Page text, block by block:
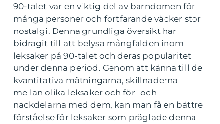
90-talet var en viktig del av barndomen för
många personer och fortfarande väcker stor
nostalgi. Denna grundliga översikt har
bidragit till att belysa mångfalden inom
leksaker på 90-talet och deras popularitet
under denna period. Genom att känna till de
kvantitativa mätningarna, skillnaderna
mellan olika leksaker och för- och
nackdelarna med dem, kan man få en bättre
förståelse för leksaker som präglade denna